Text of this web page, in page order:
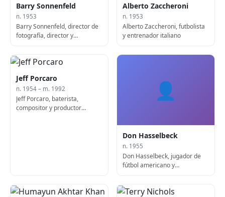
Barry Sonnenfeld
n. 1953
Barry Sonnenfeld, director de
fotografía, director y
Alberto Zaccheroni
n. 1953
Alberto Zaccheroni, futbolista
y entrenador italiano
Jeff Porcaro
n. 1954 – m. 1992
Jeff Porcaro, baterista,
compositor y productor
👤
Don Hasselbeck
n. 1955
Don Hasselbeck, jugador de
fútbol americano y